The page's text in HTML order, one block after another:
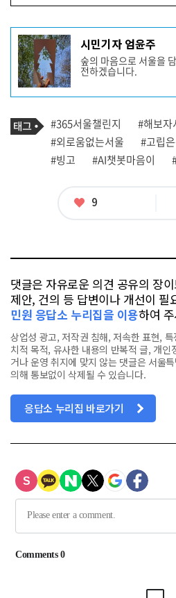
기
사
작
성
자
프
필
시민기자 엄윤주
숲의 마음으로 서울을
전하겠습니다.
기
사
관
련
태
태
그
#365서울챌린지
#해보자
#외로움없는서울
#고립
#빙고
#AI챗봇마음이
좋
9
댓글은 자유로운 의견 공유의 장
제안, 건의 등 답변이나 개선이 필
민원 응답소 누리집을 이용하여
상업성 광고, 저작권 침해, 저속한 표현,
치적 목적, 유사한 내용의 반복적 글, 개
거나 운영 취지에 맞지 않는 댓글은 서울
의해 통보없이 삭제될 수 있습니다.
응답소 누리집 바로가기